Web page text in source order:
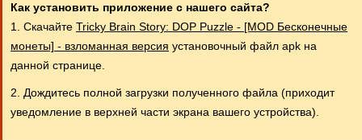
Как установить приложение с нашего сайта?
1. Скачайте Tricky Brain Story: DOP Puzzle - [MOD Бесконечные
монеты] - взломанная версия установочный файл apk на
данной странице.
2. Дождитесь полной загрузки полученного файла (приходит
уведомление в верхней части экрана вашего устройства).